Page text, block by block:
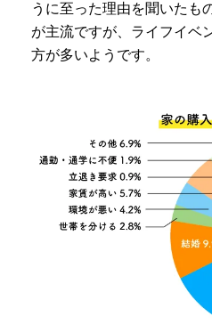
うに至った理由を聞いたも
が主流ですが、ライフイベ
方が多いようです。